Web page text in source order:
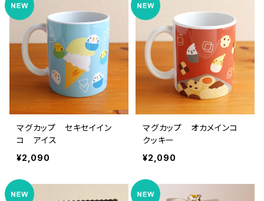
マグカップ セキセイイン
コ アイス
¥2,090
マグカップ オカメインコ
クッキー
¥2,090